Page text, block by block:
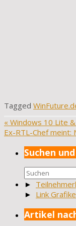
Tagged
« Windows 10 Lite
Ex-RTL-Chef meint:
Suchen
Suchen
nach:
►
► Link
Artikel